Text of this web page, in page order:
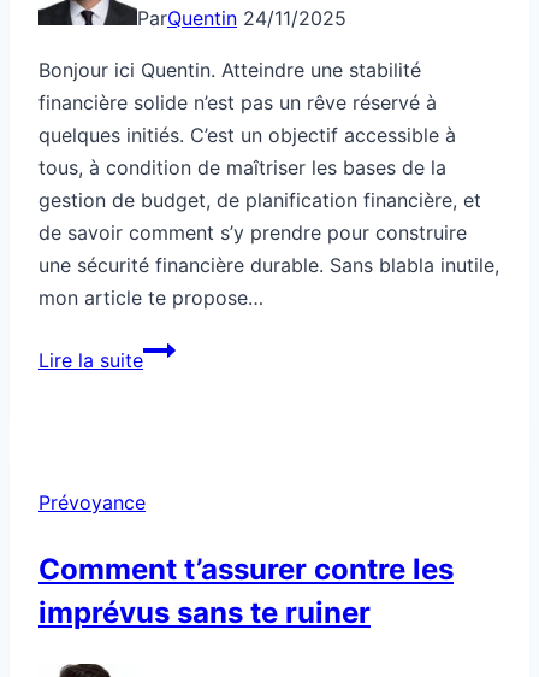
ParQuentin 24/11/2025
Bonjour ici Quentin. Atteindre une stabilité
financière solide n’est pas un rêve réservé à
quelques initiés. C’est un objectif accessible à
tous, à condition de maîtriser les bases de la
gestion de budget, de planification financière, et
de savoir comment s’y prendre pour construire
une sécurité financière durable. Sans blabla inutile,
mon article te propose…
Lire la suiteComment
vraiment
Prévoyance
Comment t’assurer contre les
imprévus sans te ruiner